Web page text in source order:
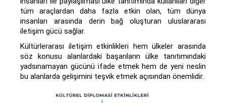
tüm araçlardan daha fazla etkin olan, tüm dünya
insanları arasında derin bağ oluşturan uluslararası
iletişim gücü sağlar.
Kültürlerarası iletişim etkinlikleri hem ülkeler arasında
söz konusu alanlardaki başarıların ülke tanıtımındaki
yadsınamayan gücünü ifade etmek hem de yeni neslin
bu alanlarda gelişimini teşvik etmek açısından önemlidir.